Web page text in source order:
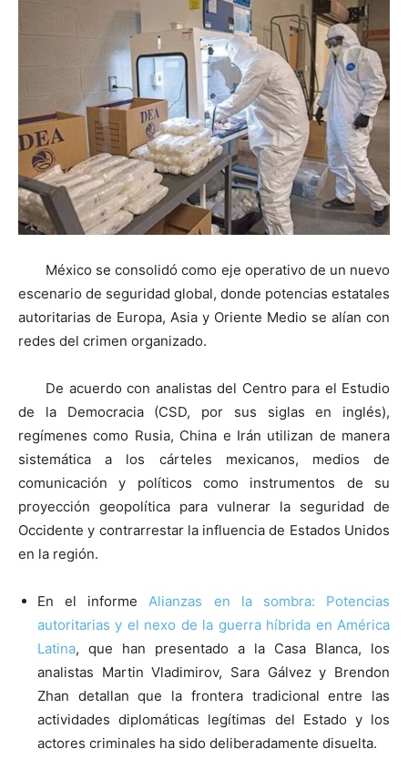
México se consolidó como eje operativo de un nuevo
escenario de seguridad global, donde potencias estatales
autoritarias de Europa, Asia y Oriente Medio se alían con
redes del crimen organizado.
De acuerdo con analistas del Centro para el Estudio
de la Democracia (CSD, por sus siglas en inglés),
regímenes como Rusia, China e Irán utilizan de manera
sistemática a los cárteles mexicanos, medios de
comunicación y políticos como instrumentos de su
proyección geopolítica para vulnerar la seguridad de
Occidente y contrarrestar la influencia de Estados Unidos
en la región.
En el informeAlianzas en la sombra: Potencias
autoritarias y el nexo de la guerra híbrida en América
Latina, que han presentado a la Casa Blanca, los
analistas Martin Vladimirov, Sara Gálvez y Brendon
Zhan detallan que la frontera tradicional entre las
actividades diplomáticas legítimas del Estado y los
actores criminales ha sido deliberadamente disuelta.